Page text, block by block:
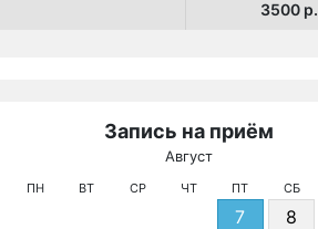
3500 p.
Запись на приём
Август
ПН ВТ СР ЧТ ПТ СБ
7 8